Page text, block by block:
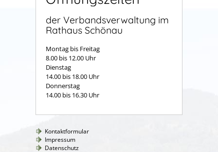
der Verbandsverwaltung im
Rathaus Schönau
Montag bis Freitag
8.00 bis 12.00 Uhr
Dienstag
14.00 bis 18.00 Uhr
Donnerstag
14.00 bis 16.30 Uhr
Kontaktformular
Impressum
Datenschutz